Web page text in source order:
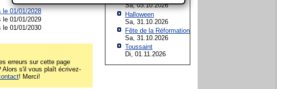
le 01/01/2028
le 01/01/2029
le 01/01/2030
erreurs sur cette page
Alors s'il vous plaît écrivez-
! Merci!
Sa, 03.10.2026
Halloween
Sa, 31.10.2026
Fête de la Réformation
Sa, 31.10.2026
Toussaint
Di, 01.11.2026